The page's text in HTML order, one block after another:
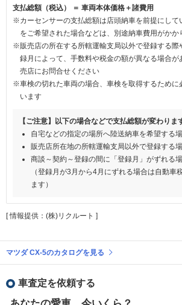
支払総額（税込） ＝ 車両本体価格＋諸費用
※カーセンサーの支払総額は店頭納車を前提にして
をご希望された場合などは、別途納車費用がかか
※販売店の所在する所轄運輸支局以外で登録する際
録月によって、手数料や税金の額が異なる場合が
売店にお問合せください
※車検の切れた車両の場合、車検を取得するために
います
【ご注意】以下の場合などで支払総額が変わりま
自宅などの指定の場所へ陸送納車を希望する
販売店所在地の所轄運輸支局以外で登録する
商談～契約～登録の間に「登録月」がずれる
（登録月が3月から4月にずれる場合は自動車
ます）
[ 情報提供：(株)リクルート ]
マツダ CX-5のカタログを見る
車査定を依頼する